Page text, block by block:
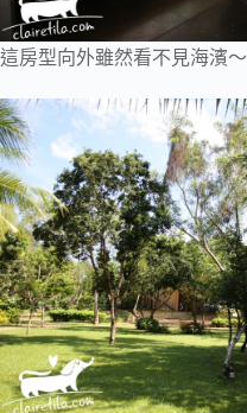
這房型向外雖然看不見海濱～